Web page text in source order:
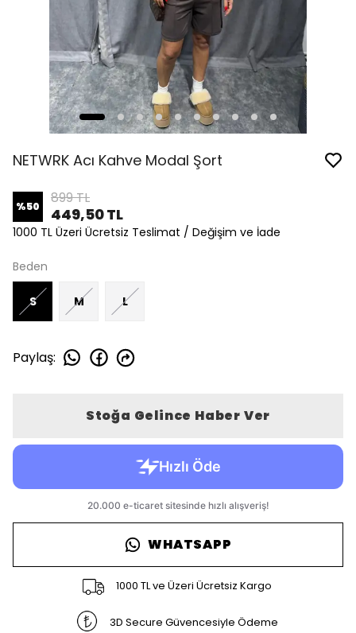
NETWRK Acı Kahve Modal Şort
%50 899 TL
449,50 TL
1000 TL Üzeri Ücretsiz Teslimat / Değişim ve İade
Beden
S M L
Paylaş:
Stoğa Gelince Haber Ver
WHATSAPP
1000 TL ve Üzeri Ücretsiz Kargo
3D Secure Güvencesiyle Ödeme